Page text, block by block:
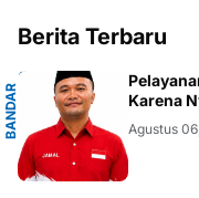
Berita Terbaru
B
A
N
D
A
R
L
A
M
P
U
N
Karena
Agustus